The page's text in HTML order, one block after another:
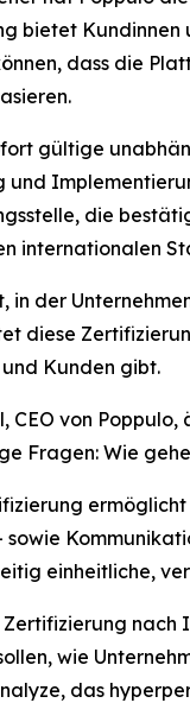
bietet Kundinnen
dass die
gültige
und
die
internationalen
in der
diese
Kunden gibt.
CEO von
Fragen: Wie
sowie
einheitliche,
nach
wie
das